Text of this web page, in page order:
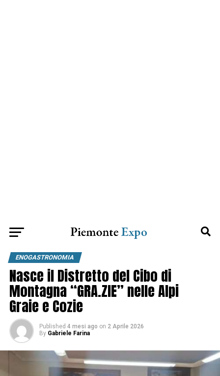
ENOGASTRONOMIA
Nasce il Distretto del Cibo di
Montagna “GRA.ZIE” nelle Alpi
Graie e Cozie
Published 4 mesi ago on 2 Aprile 2026
By Gabriele Farina